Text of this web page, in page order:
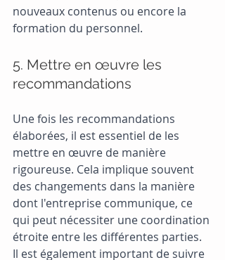
nouveaux contenus ou encore la
formation du personnel.
5. Mettre en œuvre les
recommandations
Une fois les recommandations
élaborées, il est essentiel de les
mettre en œuvre de manière
rigoureuse. Cela implique souvent
des changements dans la manière
dont l'entreprise communique, ce
qui peut nécessiter une coordination
étroite entre les différentes parties.
Il est également important de suivre